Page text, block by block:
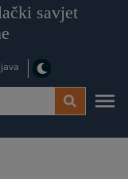
savjet